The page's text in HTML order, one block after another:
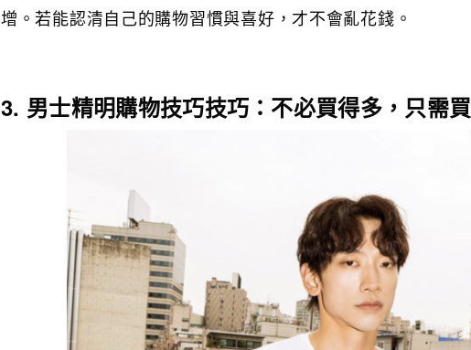
增。若能認清自己的購物習慣與喜好，才不會亂花錢。
3. 男士精明購物技巧技巧：不必買得多，只需